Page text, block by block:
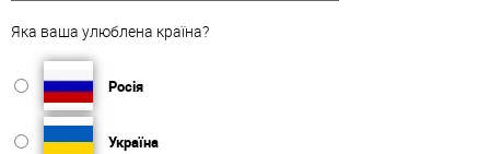
Яка ваша улюблена країна?
Росія
Україна